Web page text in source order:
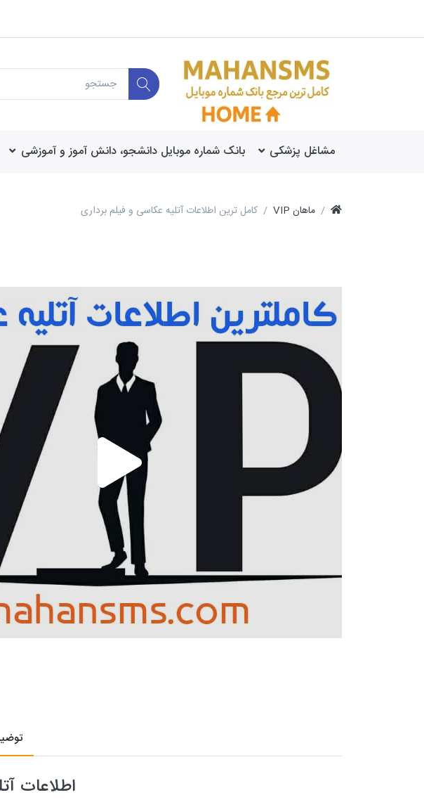
مشاغل پزشکی بانک شماره موبایل دانشجو، دانش آموز و آموزشی
VIP ماهان کامل ترین اطلاعات آتلیه عکاسی و فیلم برداری
اطلاعات